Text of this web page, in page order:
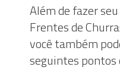
Além de fazer
Frentes de
você também
seguintes pontos